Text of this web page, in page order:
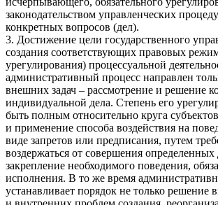
законодательством управленческих
конкретных вопросов (дел).
3. Достижение цели государственного
создания соответствующих правовых
урегулирования) процессуальной
административный процесс направлен
внешних задач – рассмотрение и решение
индивидуальной дела. Степень его
быть полным относительно круга
и применение способа воздействия на
виде запретов или предписания, путем
воздержаться от совершения
закрепление необходимого поведения,
исполнения. В то же время
устанавливает порядок не только решение